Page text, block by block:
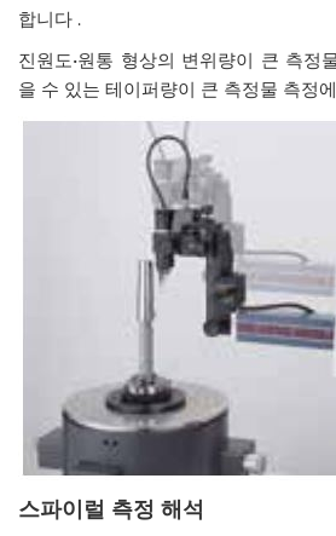
합니다 .
진원도•원통 형상의 변위량이 큰 측정
을 수 있는 테이퍼량이 큰 측정물 측정
스파이럴 측정 해석